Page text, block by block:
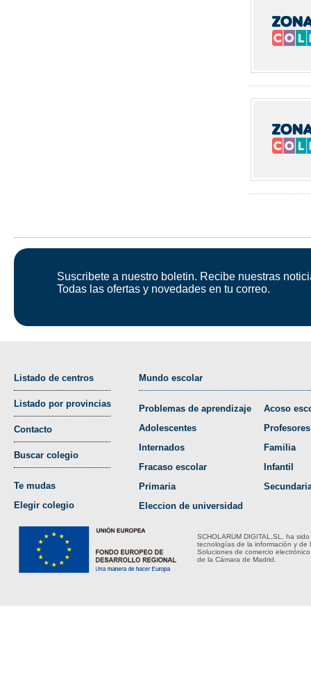
Suscribete a nuestro boletin. Recibe nuestras
Todas las ofertas y novedades en tu correo.
Listado de centros
Listado por provincias
Contacto
Buscar colegio
Te mudas
Elegir colegio
Mundo escolar
Problemas de aprendizaje
Adolescentes
Internados
Fracaso escolar
Primaria
Eleccion de universidad
Acoso
Profesores
Familia
Infantil
SCHOLARUM DIGITAL,SL, ha
tecnologías de la información y de
Soluciones de comercio
de la Cámara de Madrid.